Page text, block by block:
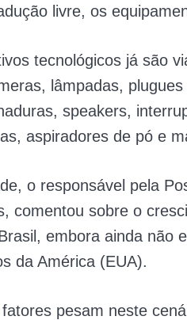
livre, os
tecnológicos já são
lâmpadas,
speakers,
aspiradores de pó e
o responsável pela
comentou sobre o
embora ainda não
da América (EUA).
pesam neste